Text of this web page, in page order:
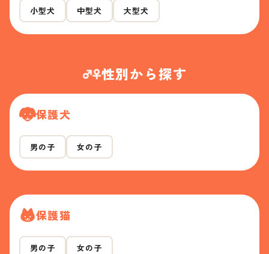
小型犬 中型犬 大型犬
性別から探す
保護犬
男の子 女の子
保護猫
男の子 女の子